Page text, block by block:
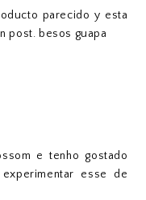
parecido y esta
post. besos guapa
e tenho gostado
esse de